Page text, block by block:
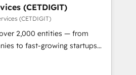
Partner 🏆2019
Impact Award 🏆2019
HubSpot Impact Award 🏆
HubSpot Impact Award 🏆2017
Agency of the Year 🏆2016
(CETDIGIT)
(CETDIGIT)
2,000 entities — from
to fast-growing startups
operations, scale
full potential of HubSpot.